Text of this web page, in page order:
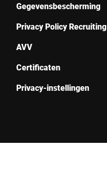
Gegevensbescherming
Privacy Policy Recruiting
AVV
Certificaten
Privacy-instellingen